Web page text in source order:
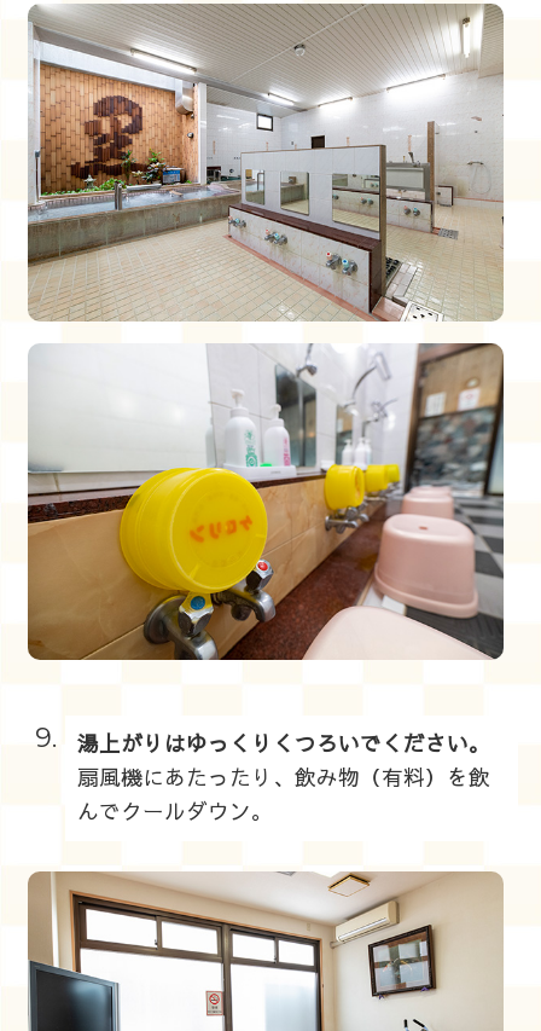
9.
湯上がりはゆっくりくつろいでください。
扇風機にあたったり、飲み物（有料）を飲
んでクールダウン。